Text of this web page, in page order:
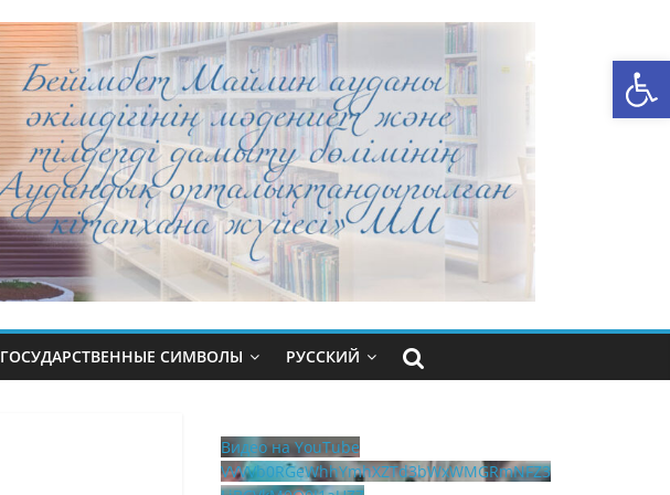
Открыть панель инструментов
ГОСУДАРСТВЕННЫЕ СИМВОЛЫ РУССКИЙ
Видео на YouTube
VVVVb0RGeWhhYmhXZTd3bWxWMGRmNFZ3